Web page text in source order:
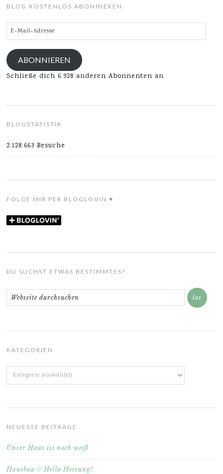
BLOG KOSTENLOS ABONNIEREN
E-
Mail-
Adresse
ABONNIEREN
Schließe dich 6.928 anderen Abonnenten an
BLOGSTATISTIK
2.128.663 Besuche
FOLGE MIR PER BLOGLOVIN ♥
DU SUCHST ETWAS BESTIMMTES?
KATEGORIEN
Kategorien
NEUESTE BEITRÄGE
Unser Haus ist noch weiß
Hausbau // Hello Heizung!